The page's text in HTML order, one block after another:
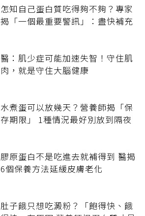
怎知自己蛋白質吃得夠不夠？專家
揭「一個最重要警訊」：盡快補充
醫：肌少症可能加速失智！守住肌
肉，就是守住大腦健康
水煮蛋可以放幾天？營養師揭「保
存期限」 1種情況最好別放到隔夜
膠原蛋白不是吃進去就補得到 醫揭
6個保養方法延緩皮膚老化
肚子餓只想吃澱粉？「飽得快、餓